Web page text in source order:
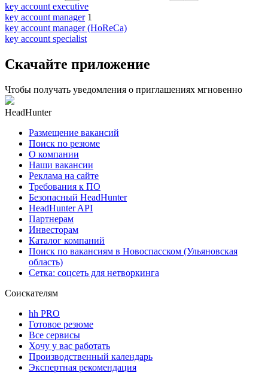
key account executive
key account manager 1
key account manager (HoReCa)
key account specialist
Скачайте приложение
Чтобы получать уведомления о приглашениях мгновенно
HeadHunter
Размещение вакансий
Поиск по резюме
О компании
Наши вакансии
Реклама на сайте
Требования к ПО
Безопасный HeadHunter
HeadHunter API
Партнерам
Инвесторам
Каталог компаний
Поиск по вакансиям в Новоспасском (Ульяновская
область)
Сетка: соцсеть для нетворкинга
Соискателям
hh PRO
Готовое резюме
Все сервисы
Хочу у вас работать
Производственный календарь
Экспертная рекомендация